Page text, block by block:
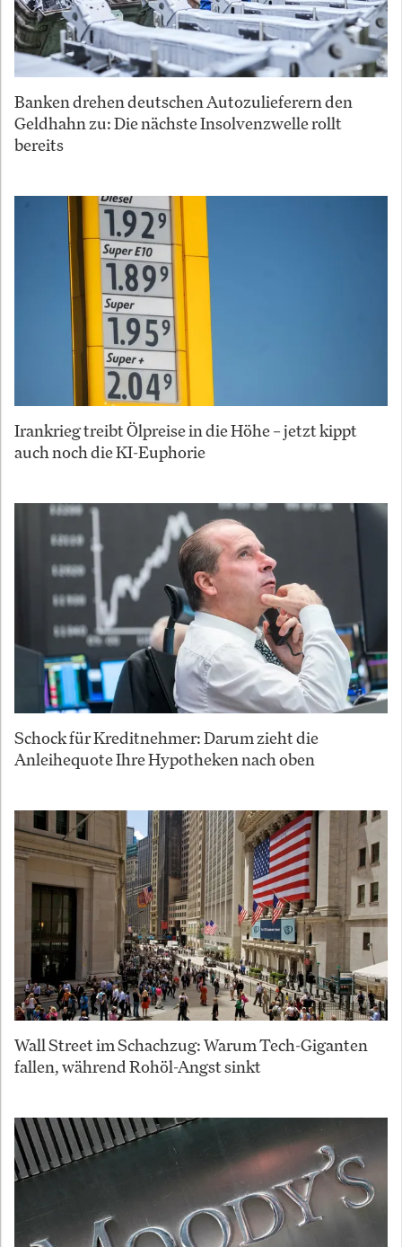
Banken drehen deutschen Autozulieferern den
Geldhahn zu: Die nächste Insolvenzwelle rollt
bereits
Irankrieg treibt Ölpreise in die Höhe – jetzt kippt
auch noch die KI-Euphorie
Schock für Kreditnehmer: Darum zieht die
Anleihequote Ihre Hypotheken nach oben
Wall Street im Schachzug: Warum Tech-Giganten
fallen, während Rohöl-Angst sinkt